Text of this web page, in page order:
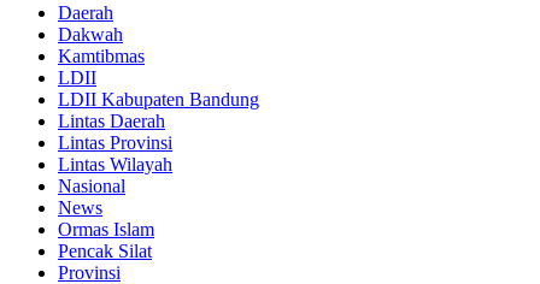
Daerah
Dakwah
Kamtibmas
LDII
LDII Kabupaten Bandung
Lintas Daerah
Lintas Provinsi
Lintas Wilayah
Nasional
News
Ormas Islam
Pencak Silat
Provinsi